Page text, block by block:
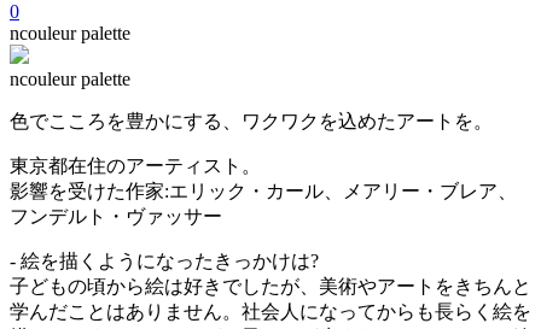
0
ncouleur palette
ncouleur palette
色でこころを豊かにする、ワクワクを込めたアートを。
東京都在住のアーティスト。
影響を受けた作家:エリック・カール、メアリー・ブレア、
フンデルト・ヴァッサー
- 絵を描くようになったきっかけは?
子どもの頃から絵は好きでしたが、美術やアートをきちんと
学んだことはありません。社会人になってからも長らく絵を